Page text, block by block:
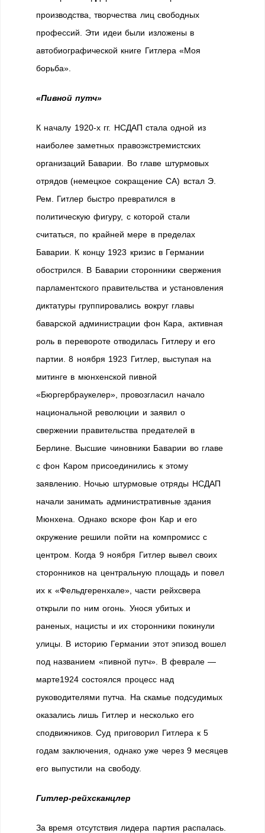
производства, творчества лиц свободных
профессий. Эти идеи были изложены в
автобиографической книге Гитлера «Моя
борьба».
«Пивной путч»
К началу 1920-х гг. НСДАП стала одной из
наиболее заметных правоэкстремистских
организаций Баварии. Во главе штурмовых
отрядов (немецкое сокращение СА) встал Э.
Рем. Гитлер быстро превратился в
политическую фигуру, с которой стали
считаться, по крайней мере в пределах
Баварии. К концу 1923 кризис в Германии
обострился. В Баварии сторонники свержения
парламентского правительства и установления
диктатуры группировались вокруг главы
баварской администрации фон Кара, активная
роль в перевороте отводилась Гитлеру и его
партии. 8 ноября 1923 Гитлер, выступая на
митинге в мюнхенской пивной
«Бюргербраукелер», провозгласил начало
национальной революции и заявил о
свержении правительства предателей в
Берлине. Высшие чиновники Баварии во главе
с фон Каром присоединились к этому
заявлению. Ночью штурмовые отряды НСДАП
начали занимать административные здания
Мюнхена. Однако вскоре фон Кар и его
окружение решили пойти на компромисс с
центром. Когда 9 ноября Гитлер вывел своих
сторонников на центральную площадь и повел
их к «Фельдгеренхале», части рейхсвера
открыли по ним огонь. Унося убитых и
раненых, нацисты и их сторонники покинули
улицы. В историю Германии этот эпизод вошел
под названием «пивной путч». В феврале —
марте1924 состоялся процесс над
руководителями путча. На скамье подсудимых
оказались лишь Гитлер и несколько его
сподвижников. Суд приговорил Гитлера к 5
годам заключения, однако уже через 9 месяцев
его выпустили на свободу.
Гитлер-рейхсканцлер
За время отсутствия лидера партия распалась.